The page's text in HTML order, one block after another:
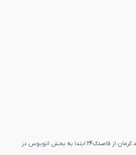
برای خرید بلیط اتوبوس بیرجند کرمان از قاصدک24 ابتدا به بخش اتوبوس در